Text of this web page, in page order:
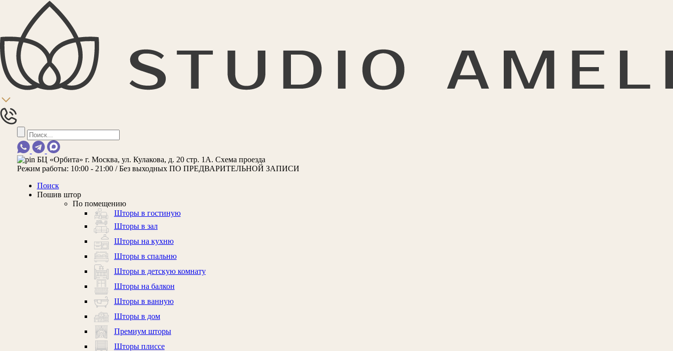
БЦ «Орбита» г. Москва, ул. Кулакова, д. 20 стр. 1А. Схема проезда
Режим работы: 10:00 - 21:00 / Без выходных ПО ПРЕДВАРИТЕЛЬНОЙ ЗАПИСИ
Поиск
Пошив штор
По помещению
Шторы в гостиную
Шторы в зал
Шторы на кухню
Шторы в спальню
Шторы в детскую комнату
Шторы на балкон
Шторы в ванную
Шторы в дом
Премиум шторы
Шторы плиссе